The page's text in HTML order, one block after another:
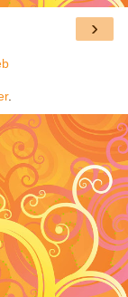
›
.